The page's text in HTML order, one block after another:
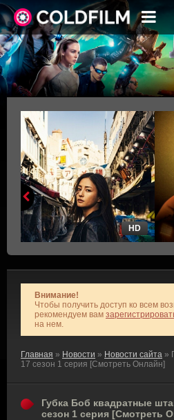
HD
Внимание!
Чтобы получить доступ ко всем
рекомендуем вам
на нем.
Главная » Новости » Новости сайта »
17 сезон 1 серия [Смотреть Онлайн]
Губка Боб квадратные
сезон 1 серия [Смотреть